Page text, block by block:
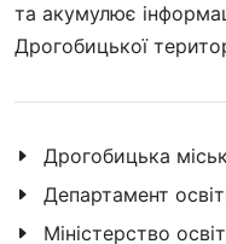
та акумулює
Дрогобицької
Дрогобицька
Департамент
Міністерство